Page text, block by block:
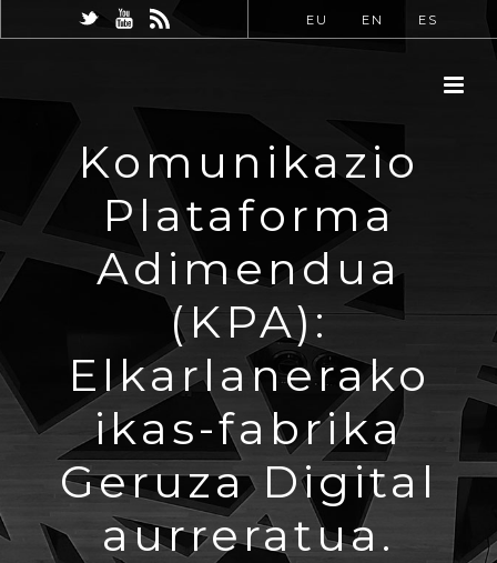
EU EN ES
Komunikazio
Plataforma
Adimendua
(KPA):
Elkarlanerako
ikas-fabrika
Geruza Digital
aurreratua.